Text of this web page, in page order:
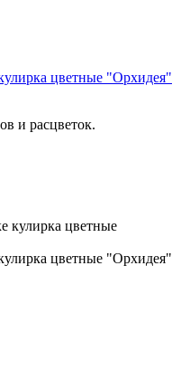
цветные "Орхидея"
и расцветок.
цветные "Орхидея"